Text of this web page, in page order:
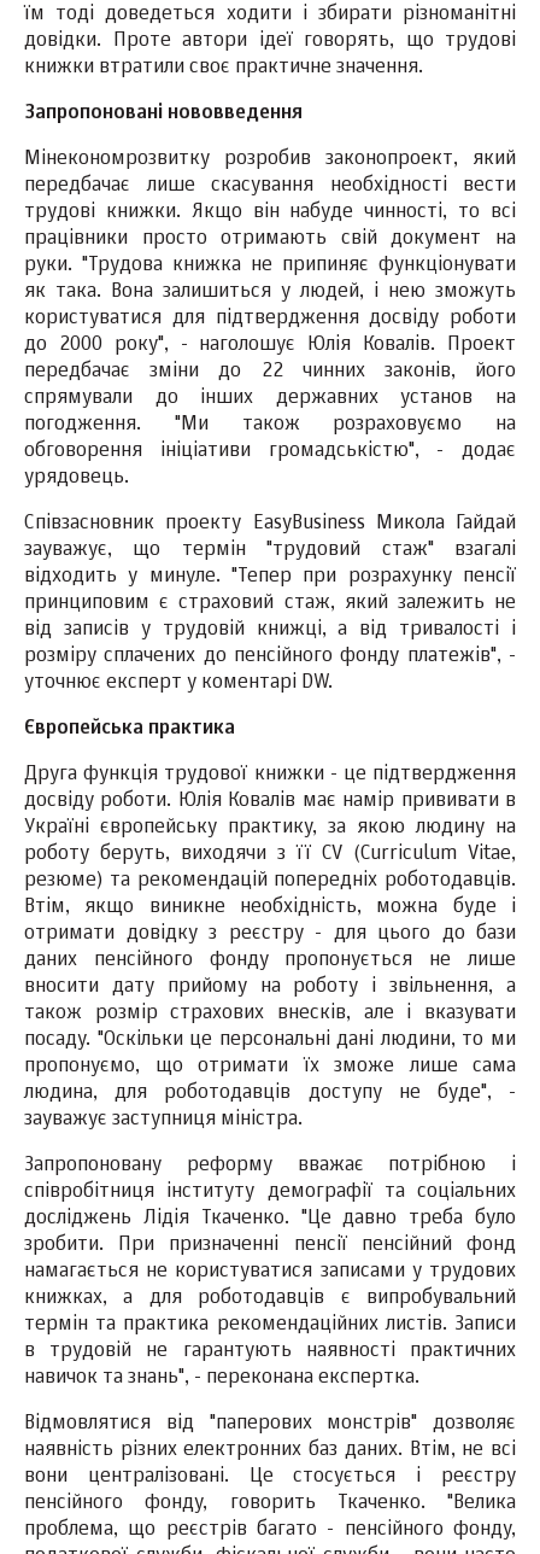
їм тоді доведеться ходити і збирати різноманітні
довідки. Проте автори ідеї говорять, що трудові
книжки втратили своє практичне значення.
Запропоновані нововведення
Мінекономрозвитку розробив законопроект, який
передбачає лише скасування необхідності вести
трудові книжки. Якщо він набуде чинності, то всі
працівники просто отримають свій документ на
руки. "Трудова книжка не припиняє функціонувати
як така. Вона залишиться у людей, і нею зможуть
користуватися для підтвердження досвіду роботи
до 2000 року", - наголошує Юлія Ковалів. Проект
передбачає зміни до 22 чинних законів, його
спрямували до інших державних установ на
погодження. "Ми також розраховуємо на
обговорення ініціативи громадськістю", - додає
урядовець.
Співзасновник проекту EasyBusiness Микола Гайдай
зауважує, що термін "трудовий стаж" взагалі
відходить у минуле. "Тепер при розрахунку пенсії
принциповим є страховий стаж, який залежить не
від записів у трудовій книжці, а від тривалості i
розміру сплачених до пенсійного фонду платежів", -
уточнює експерт у коментарі DW.
Європейська практика
Друга функція трудової книжки - це підтвердження
досвіду роботи. Юлія Ковалів має намір прививати в
Україні європейську практику, за якою людину на
роботу беруть, виходячи з її CV (Curriculum Vitae,
резюме) та рекомендацій попередніх роботодавців.
Втім, якщо виникне необхідність, можна буде і
отримати довідку з реєстру - для цього до бази
даних пенсійного фонду пропонується не лише
вносити дату прийому на роботу і звільнення, а
також розмір страхових внесків, але і вказувати
посаду. "Оскільки це персональні дані людини, то ми
пропонуємо, що отримати їх зможе лише сама
людина, для роботодавців доступу не буде", -
зауважує заступниця міністра.
Запропоновану реформу вважає потрібною і
співробітниця інституту демографії та соціальних
досліджень Лідія Ткаченко. "Це давно треба було
зробити. При призначенні пенсії пенсійний фонд
намагається не користуватися записами у трудових
книжках, а для роботодавців є випробувальний
термін та практика рекомендаційних листів. Записи
в трудовій не гарантують наявності практичних
навичок та знань", - переконана експертка.
Відмовлятися від "паперових монстрів" дозволяє
наявність різних електронних баз даних. Втім, не всі
вони централізовані. Це стосується і реєстру
пенсійного фонду, говорить Ткаченко. "Велика
проблема, що реєстрів багато - пенсійного фонду,